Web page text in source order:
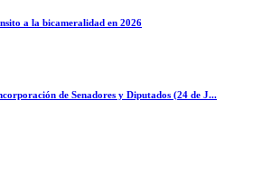
a la bicameralidad en 2026
de Senadores y Diputados (24 de J...